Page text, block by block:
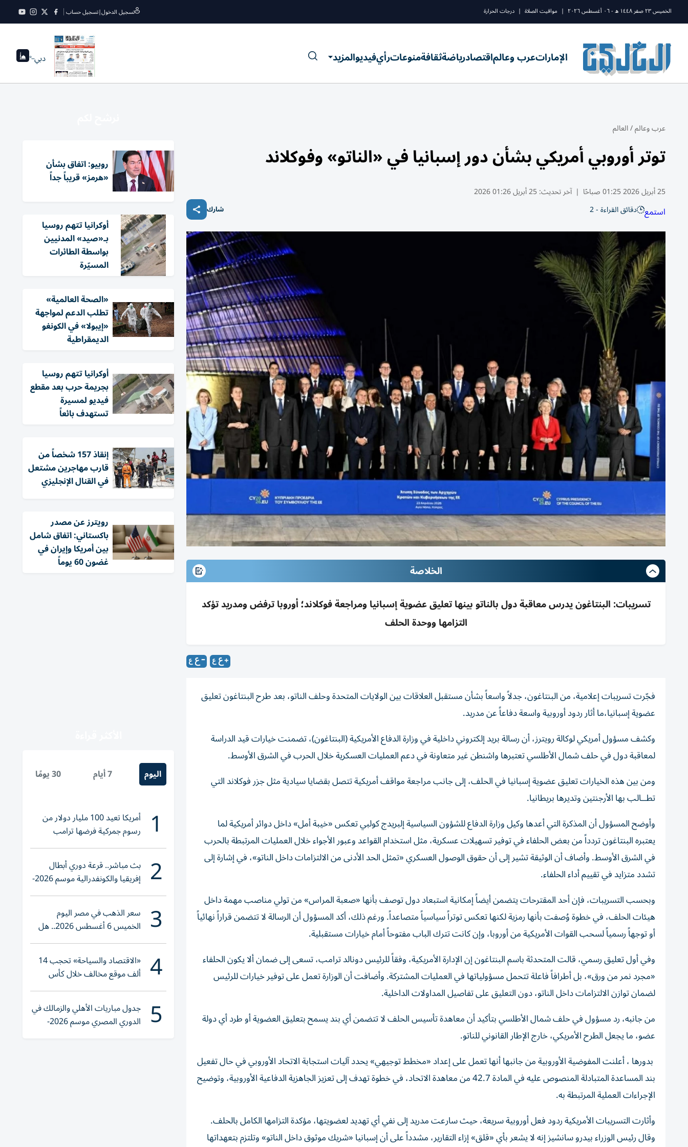
الخميس ٢٣ صفر ١٤٤٨ ه - ٠٦ أغسطس ٢٠٢٦ | مواقيت الصلاة | درجات الحرارة تسجيل الدخول|تسجيل حساب
الإماراتعرب وعالماقتصادرياضةثقافةمنوعاترأيفيديوالمزيد دبي--°
عرب وعالم/العالم
توتر أوروبي أمريكي بشأن دور إسبانيا في «الناتو» وفوكلاند
25 أبريل 2026 01:25 صباحًا | آخر تحديث:25 أبريل 01:26 2026
استمع دقائق القراءة - 2 شارك
الخلاصة
تسريبات: البنتاغون يدرس معاقبة دول بالناتو بينها تعليق عضوية إسبانيا ومراجعة فوكلاند؛ أوروبا ترفض ومدريد تؤكد
التزامها ووحدة الحلف
فجّرت تسريبات إعلامية، من البنتاغون، جدلاً واسعاً بشأن مستقبل العلاقات بين الولايات المتحدة وحلف الناتو، بعد طرح البنتاغون تعليق
عضوية إسبانيا،ما أثار ردود أوروبية واسعة دفاعاً عن مدريد.
وكشف مسؤول أمريكي لوكالة رويترز، أن رسالة بريد إلكتروني داخلية في وزارة الدفاع الأمريكية (البنتاغون)، تضمنت خيارات قيد الدراسة
لمعاقبة دول في حلف شمال الأطلسي تعتبرها واشنطن غير متعاونة في دعم العمليات العسكرية خلال الحرب في الشرق الأوسط.
ومن بين هذه الخيارات تعليق عضوية إسبانيا في الحلف، إلى جانب مراجعة مواقف أمريكية تتصل بقضايا سيادية مثل جزر فوكلاند التي
تطــالب بها الأرجنتين وتديرها بريطانيا.
وأوضح المسؤول أن المذكرة التي أعدها وكيل وزارة الدفاع للشؤون السياسية إلبريدج كولبي تعكس «خيبة أمل» داخل دوائر أمريكية لما
يعتبره البنتاغون تردداً من بعض الحلفاء في توفير تسهيلات عسكرية، مثل استخدام القواعد وعبور الأجواء خلال العمليات المرتبطة بالحرب
في الشرق الأوسط. وأضاف أن الوثيقة تشير إلى أن حقوق الوصول العسكري «تمثل الحد الأدنى من الالتزامات داخل الناتو»، في إشارة إلى
تشدد متزايد في تقييم أداء الحلفاء.
وبحسب التسريبات، فإن أحد المقترحات يتضمن أيضاً إمكانية استبعاد دول توصف بأنها «صعبة المراس» من تولي مناصب مهمة داخل
هيئات الحلف، في خطوة وُصفت بأنها رمزية لكنها تعكس توتراً سياسياً متصاعداً. ورغم ذلك، أكد المسؤول أن الرسالة لا تتضمن قراراً نهائياً
أو توجهاً رسمياً لسحب القوات الأمريكية من أوروبا، وإن كانت تترك الباب مفتوحاً أمام خيارات مستقبلية.
وفي أول تعليق رسمي، قالت المتحدثة باسم البنتاغون إن الإدارة الأمريكية، وفقاً للرئيس دونالد ترامب، تسعى إلى ضمان ألا يكون الحلفاء
«مجرد نمر من ورق»، بل أطرافاً فاعلة تتحمل مسؤولياتها في العمليات المشتركة. وأضافت أن الوزارة تعمل على توفير خيارات للرئيس
لضمان توازن الالتزامات داخل الناتو، دون التعليق على تفاصيل المداولات الداخلية.
من جانبه، رد مسؤول في حلف شمال الأطلسي بتأكيد أن معاهدة تأسيس الحلف لا تتضمن أي بند يسمح بتعليق العضوية أو طرد أي دولة
عضو، ما يجعل الطرح الأمريكي، خارج الإطار القانوني للناتو.
بدورها ، أعلنت المفوضية الأوروبية من جانبها أنها تعمل على إعداد «مخطط توجيهي» يحدد آليات استجابة الاتحاد الأوروبي في حال تفعيل
بند المساعدة المتبادلة المنصوص عليه في المادة 42.7 من معاهدة الاتحاد، في خطوة تهدف إلى تعزيز الجاهزية الدفاعية الأوروبية، وتوضيح
الإجراءات العملية المرتبطة به.
وأثارت التسريبات الأمريكية ردود فعل أوروبية سريعة، حيث سارعت مدريد إلى نفي أي تهديد لعضويتها، مؤكدة التزامها الكامل بالحلف.
وقال رئيس الوزراء بيدرو سانشيز إنه لا يشعر بأي «قلق» إزاء التقارير، مشدداً على أن إسبانيا «شريك موثوق داخل الناتو» وتلتزم بتعهداتها
روبيو: اتفاق بشأن
«هرمز» قريباً جداً
أوكرانيا تتهم روسيا
بـ«صيد» المدنيين
بواسطة الطائرات
المسيّرة
«الصحة العالمية»
تطلب الدعم لمواجهة
«إيبولا» في الكونغو
الديمقراطية
أوكرانيا تتهم روسيا
بجريمة حرب بعد مقطع
فيديو لمسيرة
تستهدف بائعاً
إنقاذ 157 شخصاً من
قارب مهاجرين مشتعل
في القنال الإنجليزي
‏رويترز عن مصدر
باكستاني: اتفاق شامل
بين أمريكا وإيران في
غضون 60 يوماً
اليوم 7 أيام 30 يومًا
1 أمريكا تعيد 100 مليار دولار من
رسوم جمركية فرضها ترامب
2 بث مباشر.. قرعة دوري أبطال
إفريقيا والكونفدرالية موسم 2026-
2027
3 سعر الذهب في مصر اليوم
الخميس 6 أغسطس 2026.. هل
تنوي الشراء؟
4 «الاقتصاد والسياحة» تحجب 14
ألف موقع مخالف خلال كأس
العالم 2026
5 جدول مباريات الأهلي والزمالك في
الدوري المصري موسم 2026-